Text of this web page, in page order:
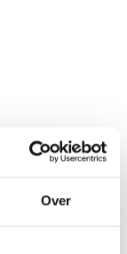
Over